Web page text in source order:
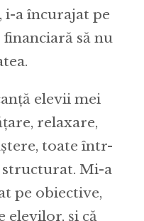
i-a încurajat pe
să nu
elevii mei
relaxare,
toate într-
Mi-a
pe obiective,
elevilor, și că